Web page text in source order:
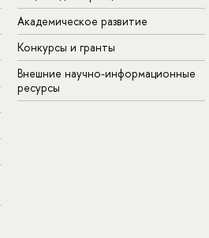
Академическое развитие
Конкурсы и гранты
Внешние научно-информационные
ресурсы